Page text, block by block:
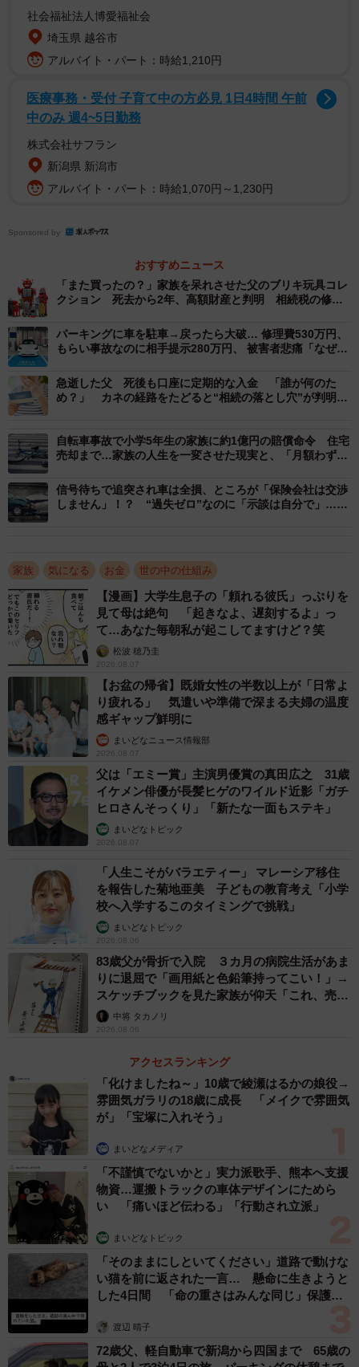
ファイルが見つかりました。表紙には「ワインリスト」と
だけ書かれています。リストの上から順に、数本のワイン
名を何気なくスマートフォンで検索してみて、Aさんは息を
たのです。
最初は驚きで心臓が高鳴りましたが、すぐに血の気が引い
ていくのを感じました。「もしかしたら、このセラー全体
でとんでもない価値になるのではないか」と、喜びよりも
ました。
コレクターが遺したワインの相続は、どのように進めるべ
きなのでしょうか。正木税理士事務所の正木由紀さんに話
を聞きました。
ワインコレクションも相続財産の対象になる
ーワインコレクションは、相続財産として申告する必要が
ありますか
ワインコレクションは、美術品や骨とう品と同じように
相続税の課税対象となり、申告が必要です。
は、相続開始日（お亡くなりになった日）における「その
財産の現況に応じて、不特定多数の当事者間で自由な取引
が行われる場合に通常成立すると認められる価額」を指し
ます。
具体的には、ワインの専門家や鑑定士、買取業者に査定を
依頼し、その査定額を基に評価します。もしくは、同じ銘
柄やヴィンテージのワインが、市場やオークションでどの
くらいの価格で取引されているかを調査し、それを参考に
評価します。
ー価値を知らずに過小評価して申告した場合、どのような
ペナルティがありますか
相続財産の価値を意図的でなくても過小に申告した場合、
税務調査で指摘されるとペナルティが課されます。主に、
納めるべき税額より少ない額で申告した場合に課される
「過少申告加算税」や、本来の納期限までに納付されなか
った税額に対して課せられる「延滞税」が考えられます。
万が一、税務調査で意図的な財産隠しと判断された場合
は、さらに重い「重加算税」（35%または40%）が課され
は、これらのペナルティを免れることは難しいのが実情で
す。
ー相続税の納税資金が足りない場合、ワインそのもので納
税する「物納」は可能ですか
相続税は金銭で一括納付することが原則です。しかし、納
税が困難な場合には「延納」や「物納」という制度があり
ます。物納とは、金銭の代わりに不動産や有価証券などで
納税する方法ですが、適用には厳しい条件があります。ま
ず、延納によっても金銭で納付することが困難であると認
められる必要があります。
ただし、ワインの場合、品質管理に専門的な知識や設備が
社会福祉法人博愛福祉会
埼玉県 越谷市
アルバイト・パート：時給1,210円
医療事務・受付 子育て中の方必見 1日4時間 午前
中のみ 週4~5日勤務
株式会社サフラン
新潟県 新潟市
アルバイト・パート：時給1,070円～1,230円
Sponsored by
おすすめニュース
「また買ったの？」家族を呆れさせた父のブリキ玩具コレ
クション 死去から2年、高額財産と判明 相続税の修正
パーキングに車を駐車→戻ったら大破… 修理費530万円、
もらい事故なのに相手提示280万円、 被害者悲痛「なぜ泣
急逝した父 死後も口座に定期的な入金 「誰が何のた
め？」 カネの経路をたどると“相続の落とし穴”が判明し
自転車事故で小学5年生の家族に約1億円の賠償命令 住宅
売却まで…家族の人生を一変させた現実と、「月額わずか
信号待ちで追突され車は全損、ところが「保険会社は交渉
しません」！？ “過失ゼロ”なのに「示談は自分で」…直
家族 気になる お金 世の中の仕組み
【漫画】大学生息子の「頼れる彼氏」っぷりを
見て母は絶句 「起きなよ、遅刻するよ」っ
て…あなた毎朝私が起こしてますけど？笑
松波 穂乃圭
2026.08.07
【お盆の帰省】既婚女性の半数以上が「日常よ
り疲れる」 気遣いや準備で深まる夫婦の温度
感ギャップ鮮明に
まいどなニュース情報部
2026.08.07
父は「エミー賞」主演男優賞の真田広之 31歳
イケメン俳優が長髪ヒゲのワイルド近影「ガチ
ヒロさんそっくり」「新たな一面もステキ」
まいどなトピック
2026.08.07
「人生こそがバラエティー」 マレーシア移住
を報告した菊地亜美 子どもの教育考え「小学
校へ入学するこのタイミングで挑戦」
まいどなトピック
2026.08.06
83歳父が骨折で入院 ３カ月の病院生活があま
りに退屈で「画用紙と色鉛筆持ってこい！」→
スケッチブックを見た家族が仰天「これ、売れ
ますよ…」
中将 タカノリ
2026.08.06
アクセスランキング
「化けましたね～」10歳で綾瀬はるかの娘役→
雰囲気ガラリの18歳に成長 「メイクで雰囲気
が」「宝塚に入れそう」
まいどなメディア
「不謹慎でないかと」実力派歌手、熊本へ支援
物資…運搬トラックの車体デザインにためら
い 「痛いほど伝わる」「行動され立派」
まいどなトピック
「そのままにしといてください」道路で動けな
い猫を前に返された一言… 懸命に生きようと
した4日間 「命の重さはみんな同じ」保護団
渡辺 晴子
72歳父、軽自動車で新潟から四国まで 65歳の